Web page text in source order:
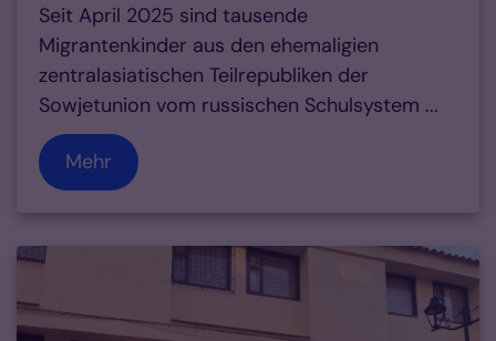
Seit April 2025 sind tausende
Migrantenkinder aus den ehemaligien
zentralasiatischen Teilrepubliken der
Sowjetunion vom russischen Schulsystem ...
Mehr